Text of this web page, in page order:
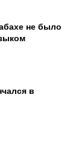
не было
в